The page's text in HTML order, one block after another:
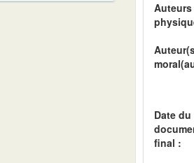
Auteurs
Date du
final :